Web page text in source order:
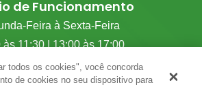
de Funcionamento
Feira à Sexta-Feira
às 11:30 | 13:00 às 17:00
todos os cookies", você concorda
de cookies no seu dispositivo para